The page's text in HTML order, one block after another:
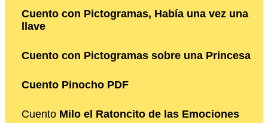
Cuento con Pictogramas, Había una vez una
llave
Cuento con Pictogramas sobre una Princesa
Cuento Pinocho PDF
Cuento Milo el Ratoncito de las Emociones